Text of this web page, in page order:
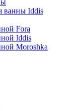
ванны Iddis
Fora
Iddis
Moroshka